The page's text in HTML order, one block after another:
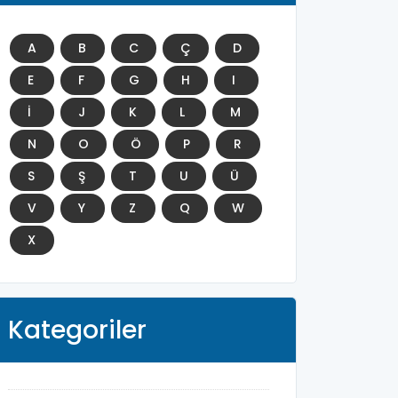
A B C Ç
D
E
F G H
I
İ
J K L
M
N
O Ö P
R
S
Ş T U
Ü
V
Y Z Q
W
X
Kategoriler